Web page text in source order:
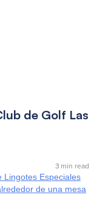
de Golf Las
3 min read